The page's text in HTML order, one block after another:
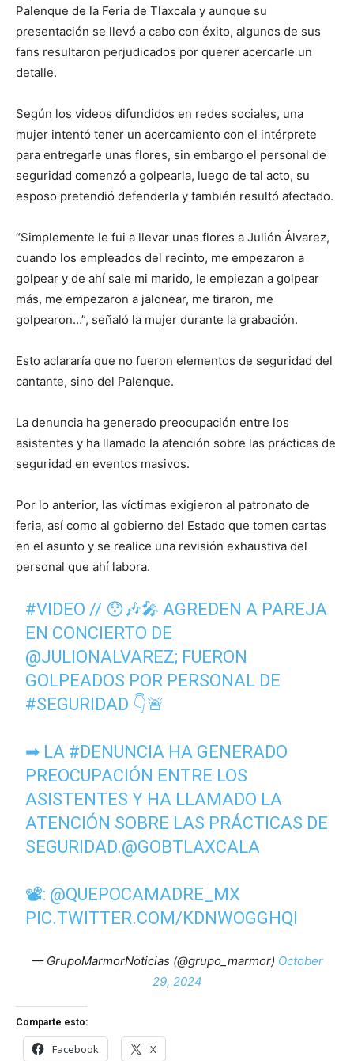
Palenque de la Feria de Tlaxcala y aunque su
presentación se llevó a cabo con éxito, algunos de sus
fans resultaron perjudicados por querer acercarle un
detalle.
Según los videos difundidos en redes sociales, una
mujer intentó tener un acercamiento con el intérprete
para entregarle unas flores, sin embargo el personal de
seguridad comenzó a golpearla, luego de tal acto, su
esposo pretendió defenderla y también resultó afectado.
“Simplemente le fui a llevar unas flores a Julión Álvarez,
cuando los empleados del recinto, me empezaron a
golpear y de ahí sale mi marido, le empiezan a golpear
más, me empezaron a jalonear, me tiraron, me
golpearon…”, señaló la mujer durante la grabación.
Esto aclararía que no fueron elementos de seguridad del
cantante, sino del Palenque.
La denuncia ha generado preocupación entre los
asistentes y ha llamado la atención sobre las prácticas de
seguridad en eventos masivos.
Por lo anterior, las víctimas exigieron al patronato de
feria, así como al gobierno del Estado que tomen cartas
en el asunto y se realice una revisión exhaustiva del
personal que ahí labora.
#VIDEO // 😯🎶🎤 AGREDEN A PAREJA
EN CONCIERTO DE
@JULIONALVAREZ; FUERON
GOLPEADOS POR PERSONAL DE
#SEGURIDAD 👇🚨
➡ LA #DENUNCIA HA GENERADO
PREOCUPACIÓN ENTRE LOS
ASISTENTES Y HA LLAMADO LA
ATENCIÓN SOBRE LAS PRÁCTICAS DE
SEGURIDAD.@GOBTLAXCALA
📽: @QUEPOCAMADRE_MX
PIC.TWITTER.COM/KDNWOGGHQI
— GrupoMarmorNoticias (@grupo_marmor) October
29, 2024
Comparte esto:
Facebook X